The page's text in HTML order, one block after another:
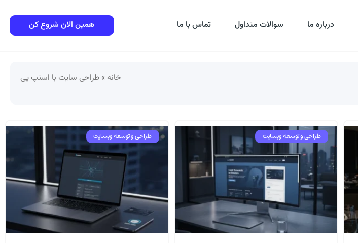
درباره ما سوالات متداول تماس با ما همین الان شروع کن
خانه » طراحی سایت با اسنپ پی
طراحی و توسعه وبسایت طراحی و توسعه وبسایت